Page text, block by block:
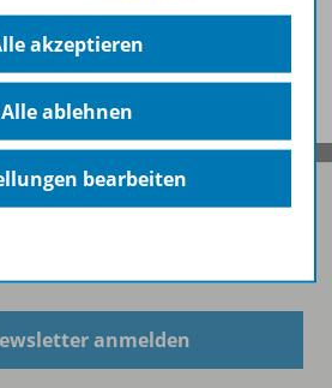
Service
anmelden
akzeptieren
Alle ablehnen
bearbeiten